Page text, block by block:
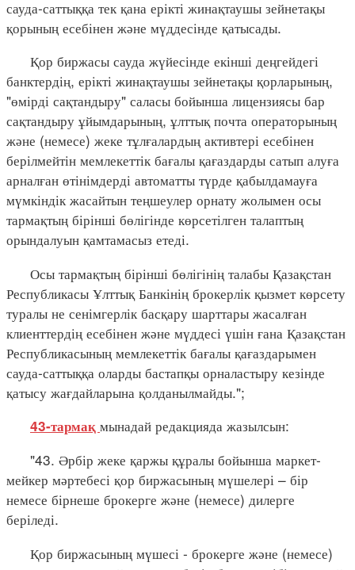
сауда-саттыққа тек қана ерікті жинақтаушы зейнетақы
қорының есебінен және мүддесінде қатысады.
Қор биржасы сауда жүйесінде екінші деңгейдегі
банктердің, ерікті жинақтаушы зейнетақы қорларының,
"өмірді сақтандыру" саласы бойынша лицензиясы бар
сақтандыру ұйымдарының, ұлттық почта операторының
және (немесе) жеке тұлғалардың активтері есебінен
берілмейтін мемлекеттік бағалы қағаздарды сатып алуға
арналған өтінімдерді автоматты түрде қабылдамауға
мүмкіндік жасайтын теңшеулер орнату жолымен осы
тармақтың бірінші бөлігінде көрсетілген талаптың
орындалуын қамтамасыз етеді.
Осы тармақтың бірінші бөлігінің талабы Қазақстан
Республикасы Ұлттық Банкінің брокерлік қызмет көрсету
туралы не сенімгерлік басқару шарттары жасалған
клиенттердің есебінен және мүддесі үшін ғана Қазақстан
Республикасының мемлекеттік бағалы қағаздарымен
сауда-саттыққа оларды бастапқы орналастыру кезінде
қатысу жағдайларына қолданылмайды.";
43-тармақ мынадай редакцияда жазылсын:
"43. Әрбір жеке қаржы құралы бойынша маркет-
мейкер мәртебесі қор биржасының мүшелері – бір
немесе бірнеше брокерге және (немесе) дилерге
беріледі.
Қор биржасының мүшесі - брокерге және (немесе)